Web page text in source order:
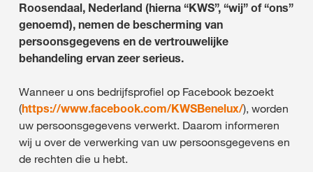
Roosendaal, Nederland (hierna “KWS”, “wij” of “ons”
genoemd), nemen de bescherming van
persoonsgegevens en de vertrouwelijke
behandeling ervan zeer serieus.
Wanneer u ons bedrijfsprofiel op Facebook bezoekt
(https://www.facebook.com/KWSBenelux/), worden
uw persoonsgegevens verwerkt. Daarom informeren
wij u over de verwerking van uw persoonsgegevens en
de rechten die u hebt.